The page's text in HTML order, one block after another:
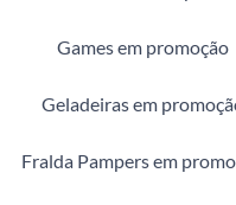
Games em promoção
Geladeiras em
Fralda Pampers em